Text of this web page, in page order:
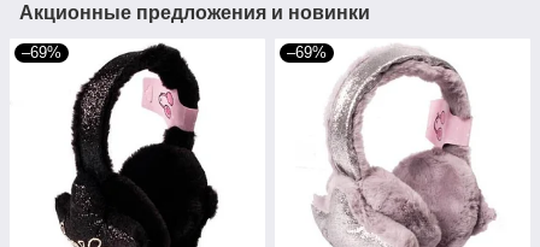
Акционные предложения и новинки
–69% –69%